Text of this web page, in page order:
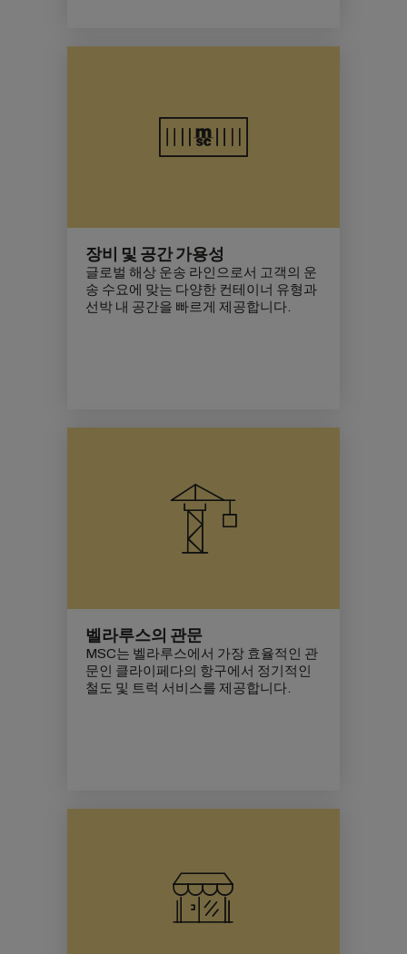
장비 및 공간 가용성
글로벌 해상 운송 라인으로서 고객의 운
송 수요에 맞는 다양한 컨테이너 유형과
선박 내 공간을 빠르게 제공합니다.
벨라루스의 관문
MSC는 벨라루스에서 가장 효율적인 관
문인 클라이페다의 항구에서 정기적인
철도 및 트럭 서비스를 제공합니다.